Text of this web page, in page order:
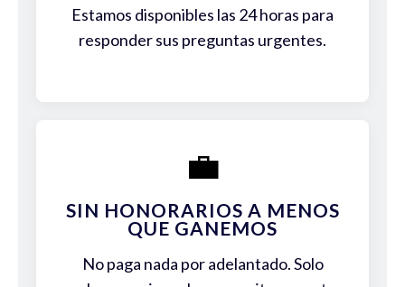
Estamos disponibles las 24 horas para
responder sus preguntas urgentes.
💼
SIN HONORARIOS A MENOS
QUE GANEMOS
No paga nada por adelantado. Solo